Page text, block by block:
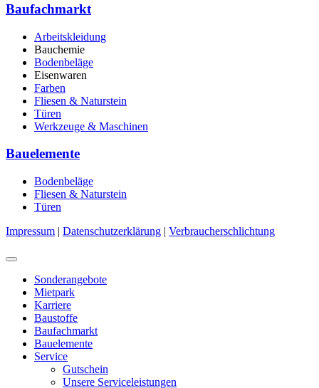
Baufachmarkt
Arbeitskleidung
Bauchemie
Bodenbeläge
Eisenwaren
Farben
Fliesen & Naturstein
Türen
Werkzeuge & Maschinen
Bauelemente
Bodenbeläge
Fliesen & Naturstein
Türen
Impressum | Datenschutzerklärung | Verbraucherschlichtung
Sonderangebote
Mietpark
Karriere
Baustoffe
Baufachmarkt
Bauelemente
Service
Gutschein
Unsere Serviceleistungen